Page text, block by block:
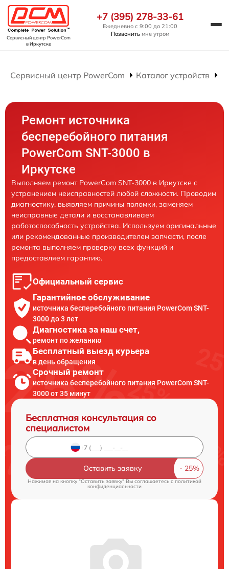
Сервисный центр PowerCom
в Иркутске
+7 (395) 278-33-61
Ежедневно с 9:00 до 21:00
Позвонить мне утром
Сервисный центр PowerCom Каталог устройств
Ремонт источника
бесперебойного питания
PowerCom SNT-3000 в
Иркутске
Выполняем ремонт PowerCom SNT-3000 в Иркутске с
устранением неисправностей любой сложности. Проводим
диагностику, выявляем причины поломки, заменяем
неисправные детали и восстанавливаем
работоспособность устройства. Используем оригинальные
или рекомендованные производителем запчасти, после
ремонта выполняем проверку всех функций и
предоставляем гарантию.
Официальный сервис
Гарантийное обслуживание
источника бесперебойного питания PowerCom SNT-
3000 до 3 лет
Диагностика за наш счет,
ремонт по желанию
Бесплатный выезд курьера
в день обращения
Срочный ремонт
источника бесперебойного питания PowerCom SNT-
3000 от 35 минут
Бесплатная консультация со
специалистом
Оставить заявку
Нажимая на кнопку "Оставить заявку" Вы соглашаетесь cполитикой
конфиденциальности